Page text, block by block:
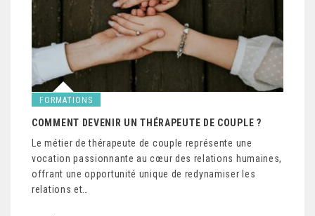
FORMATIONS
COMMENT DEVENIR UN THÉRAPEUTE DE COUPLE ?
Le métier de thérapeute de couple représente une
vocation passionnante au cœur des relations humaines,
offrant une opportunité unique de redynamiser les
relations et…